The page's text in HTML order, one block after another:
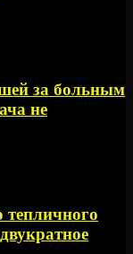
за больным
не
тепличного